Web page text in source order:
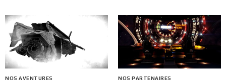
NOS AVENTURES NOS PARTENAIRES